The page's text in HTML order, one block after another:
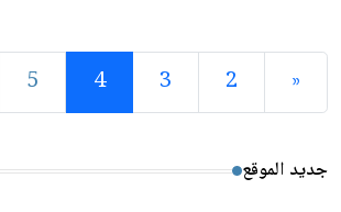
«
2
3
4
5
جديد الموقع